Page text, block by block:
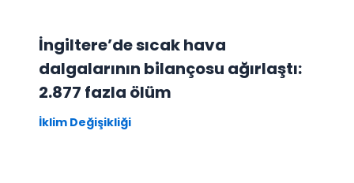
İngiltere’de sıcak hava
dalgalarının bilançosu ağırlaştı:
2.877 fazla ölüm
İklim Değişikliği